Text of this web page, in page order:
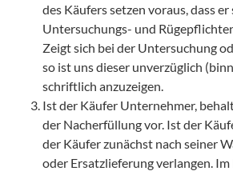
des Käufers setzen voraus, dass
Untersuchungs- und
Zeigt sich bei der Untersuchung
so ist uns dieser unverzüglich
schriftlich anzuzeigen.
Ist der Käufer Unternehmer,
der Nacherfüllung vor. Ist der
der Käufer zunächst nach seiner
oder Ersatzlieferung verlangen. Im